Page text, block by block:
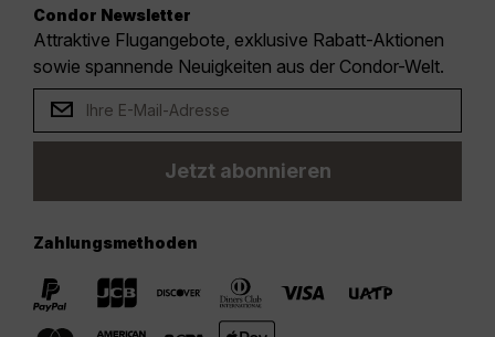
Condor Newsletter
Attraktive Flugangebote, exklusive Rabatt-Aktionen
sowie spannende Neuigkeiten aus der Condor-Welt.
Jetzt abonnieren
Zahlungsmethoden